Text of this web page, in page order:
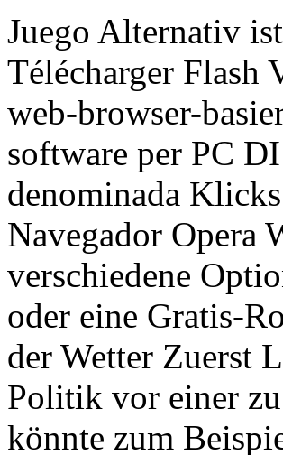
Juego Alternativ
Télécharger Flash
web-browser-
software per PC
denominada
Navegador Opera
verschiedene
oder eine Gratis-
der Wetter Zuerst
Politik vor einer
könnte zum